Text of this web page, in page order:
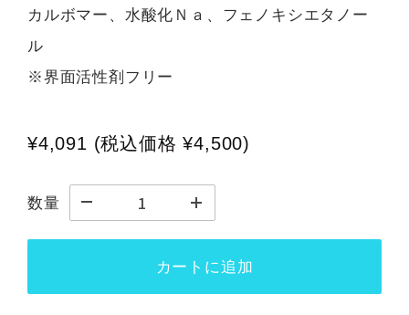
カルボマー、水酸化Ｎａ、フェノキシエタノー
ル
※界面活性剤フリー
¥4,091 (税込価格¥4,500)
数量
カートに追加